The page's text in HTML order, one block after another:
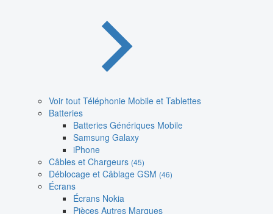
Voir tout Téléphonie Mobile et Tablettes
Batteries
Batteries Génériques Mobile
Samsung Galaxy
iPhone
Câbles et Chargeurs (45)
Déblocage et Câblage GSM (46)
Écrans
Écrans Nokia
Pièces Autres Marques